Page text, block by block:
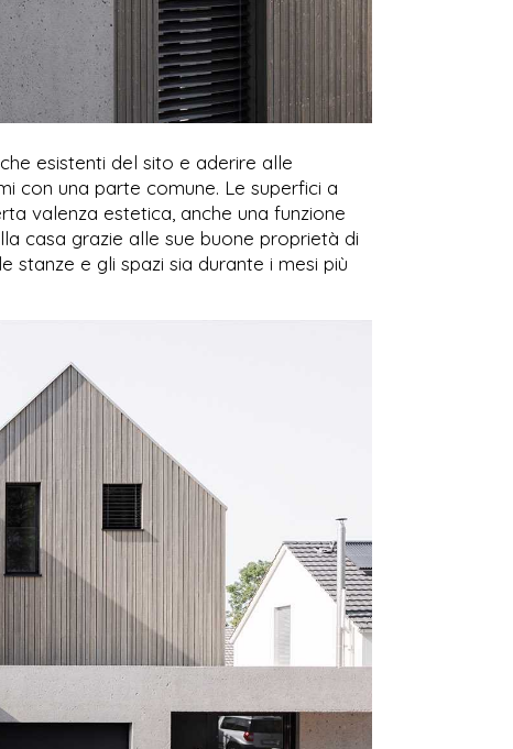
esistenti del sito e aderire alle
con una parte comune. Le superfici a
valenza estetica, anche una funzione
casa grazie alle sue buone proprietà di
e gli spazi sia durante i mesi più